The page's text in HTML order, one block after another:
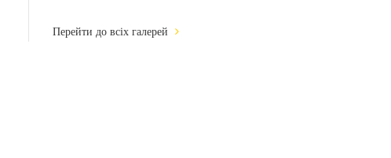
Перейти до всіх галерей